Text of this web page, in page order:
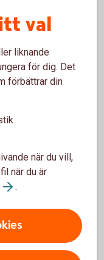
om vem som
plan gör det
längre fram.
samma stöd
tydliggör
barns del vid en
den gåva
val
liknande
för dig. Det
förbättrar din
när du vill,
när du är
.